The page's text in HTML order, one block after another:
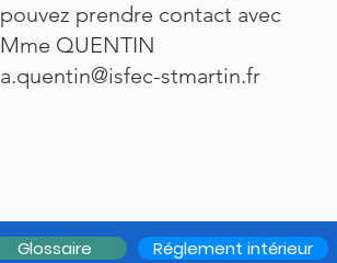
pouvez prendre contact avec
Mme QUENTIN
a.quentin@isfec-stmartin.fr
Glossaire Réglement intérieur